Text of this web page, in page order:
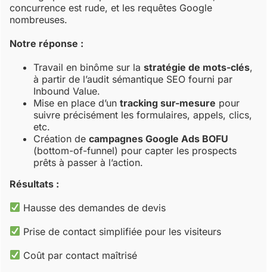
concurrence est rude, et les requêtes Google
nombreuses.
Notre réponse :
Travail en binôme sur lastratégie de mots-clés,
à partir de l’audit sémantique SEO fourni par
Inbound Value.
Mise en place d’untracking sur-mesure pour
suivre précisément les formulaires, appels, clics,
etc.
Création decampagnes Google Ads BOFU
(bottom-of-funnel) pour capter les prospects
prêts à passer à l’action.
Résultats :
Hausse des demandes de devis
Prise de contact simplifiée pour les visiteurs
Coût par contact maîtrisé